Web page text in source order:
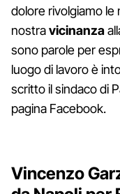
dolore rivolgiamo le
nostravicinanza
sono parole per
luogo di lavoro è
scritto il sindaco di
pagina Facebook.
Vincenzo